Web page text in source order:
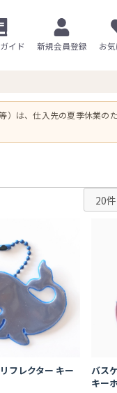
イド 新規会員登録 お
）は、仕入先の夏季休業の
フレクター キー
バス
キー